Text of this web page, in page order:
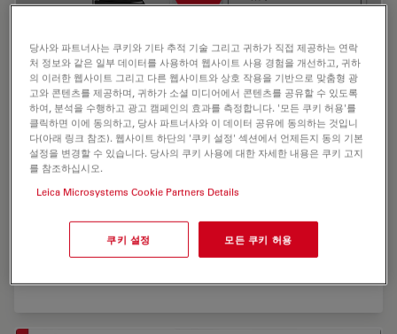
Photomanipulation with DMi8 S: Flexible live
cell imaging
The Leica DMi8 S microscopy system lets you easily
combine applications by adding 1 or more advanced
fluorescence imaging modules, such as the Infinity
Scanner and Infinity TIRF. Get unprecedented flexibility
allowing you to expose your sample to multiple
당사와 파트너사는 쿠키와 기타 추적 기술 그리고 귀하가 직접 제공하는 연락
처 정보와 같은 일부 데이터를 사용하여 웹사이트 사용 경험을 개선하고, 귀하
의 이러한 웹사이트 그리고 다른 웹사이트와 상호 작용을 기반으로 맞춤형 광
고와 콘텐츠를 제공하며, 귀하가 소셜 미디어에서 콘텐츠를 공유할 수 있도록
하여, 분석을 수행하고 광고 캠페인의 효과를 측정합니다. '모든 쿠키 허용'를
클릭하면 이에 동의하고, 당사 파트너사와 이 데이터 공유에 동의하는 것입니
다(아래 링크 참조). 웹사이트 하단의 '쿠키 설정' 섹션에서 언제든지 동의 기본
설정을 변경할 수 있습니다. 당사의 쿠키 사용에 대한 자세한 내용은 쿠키 고지
를 참조하십시오.
Leica Microsystems Cookie Partners Details
쿠키 설정 모든 쿠키 허용